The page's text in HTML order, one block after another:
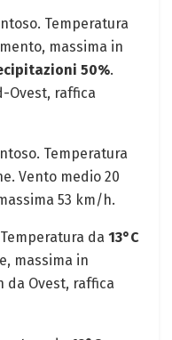
Temperatura
massima in
50%.
Ovest, raffica
Temperatura
Vento medio 20
53 km/h.
da 13°C
massima in
da Ovest, raffica